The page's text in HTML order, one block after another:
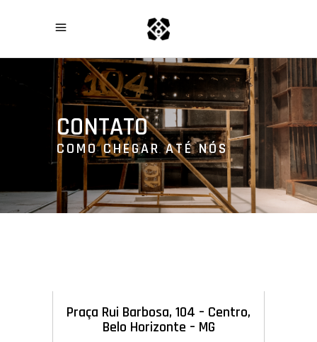
CONTATO
COMO CHEGAR ATÉ NÓS
Praça Rui Barbosa, 104 – Centro,
Belo Horizonte – MG